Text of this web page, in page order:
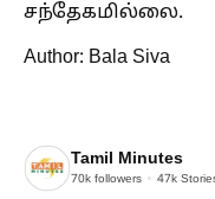
சந்தேகமில்லை.
Author: Bala Siva
Tamil Minutes
70k followers 47k